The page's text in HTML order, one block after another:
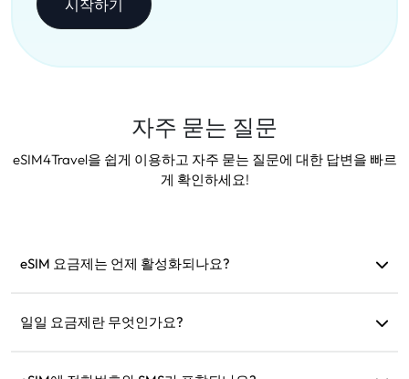
시작하기
자주 묻는 질문
eSIM4Travel을 쉽게 이용하고 자주 묻는 질문에 대한 답변을 빠르
게 확인하세요!
eSIM 요금제는 언제 활성화되나요?
하는 것을 권장합니다.
일일 요금제란 무엇인가요?